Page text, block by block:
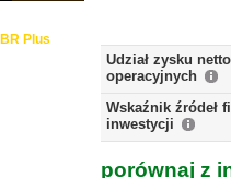
Udział zysku
operacyjnych
Wskaźnik źródeł
inwestycji
porównaj z
Plus